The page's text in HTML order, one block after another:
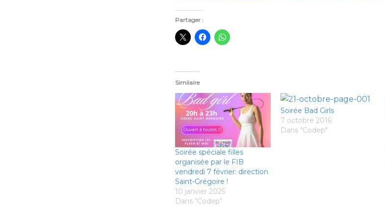
Partager :
Similaire
Soirée spéciale filles
organisée par le FIB
vendredi 7 février: direction
Saint-Grégoire !
10 janvier 2025
Dans "Codep"
Soirée Bad Girls
7 octobre 2016
Dans "Codep"